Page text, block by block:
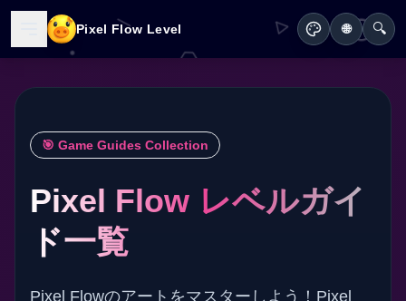
Pixel Flow Level 🌐 🔍
🎯 Game Guides Collection
Pixel Flow レベルガイ
ド一覧
Pixel Flowのアートをマスターしよう！Pixel